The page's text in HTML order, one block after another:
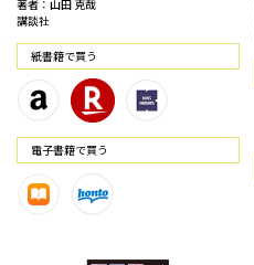
著者：山田 克哉
講談社
紙書籍で買う
電⼦書籍で買う